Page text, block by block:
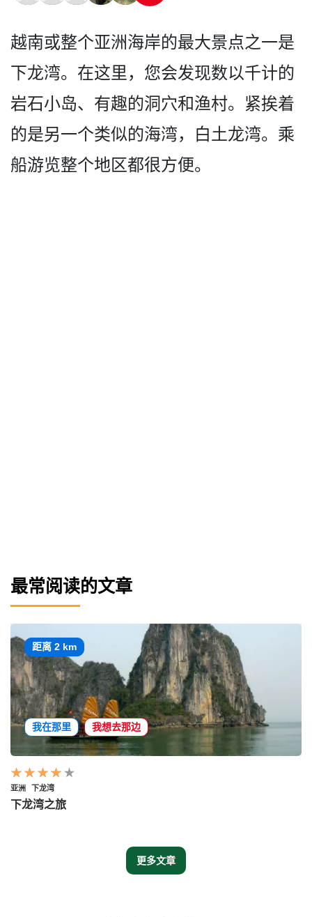
越南或整个亚洲海岸的最大景­点之一是
下龙湾。在这里，您会发现数以千计的
岩石小­岛、有趣的洞穴和渔村。紧挨着
的是另一个类似的海湾­，白土龙湾。乘
船游览整个地区都很方便。
最常阅读的文章
距离 2 km
我在那里 我想去那边
亚洲 下龙湾
下龙湾之旅
更多文章